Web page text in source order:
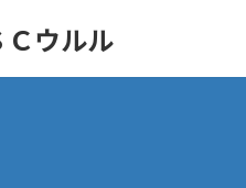
ウルル